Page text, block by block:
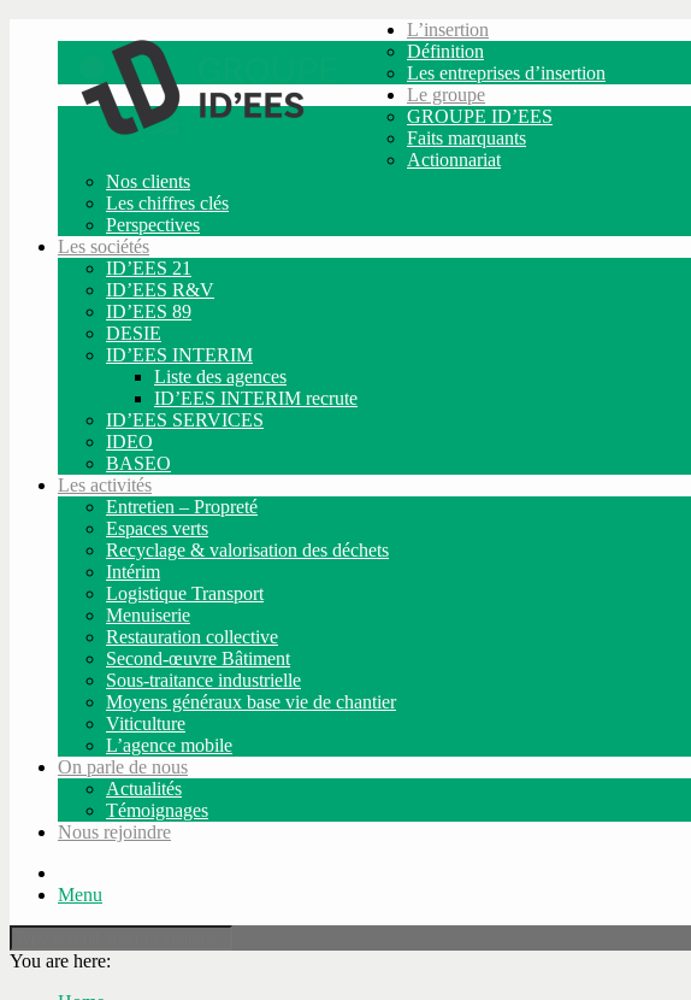
L’insertion
Définition
Les entreprises d’insertion
Le groupe
GROUPE ID’EES
Faits marquants
Actionnariat
Nos clients
Les chiffres clés
Perspectives
Les sociétés
ID’EES 21
ID’EES R&V
ID’EES 89
DESIE
ID’EES INTERIM
Liste des agences
ID’EES INTERIM recrute
ID’EES SERVICES
IDEO
BASEO
Les activités
Entretien – Propreté
Espaces verts
Recyclage & valorisation des déchets
Intérim
Logistique Transport
Menuiserie
Restauration collective
Second-œuvre Bâtiment
Sous-traitance industrielle
Moyens généraux base vie de chantier
Viticulture
L’agence mobile
On parle de nous
Actualités
Témoignages
Nous rejoindre
Menu
You are here: